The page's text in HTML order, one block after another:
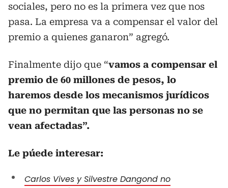
sociales, pero no es la primera vez que nos
pasa. La empresa va a compensar el valor del
premio a quienes ganaron” agregó.
Finalmente dijo que “vamos a compensar el
premio de 60 millones de pesos, lo
haremos desde los mecanismos jurídicos
que no permitan que las personas no se
vean afectadas”.
Le púede interesar:
Carlos Vives y Silvestre Dangond no